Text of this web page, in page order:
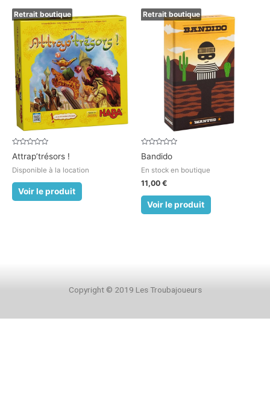
Retrait boutique
Note
0
5
Attrap’trésors !
Disponible à la location
Voir le produit
Retrait boutique
Note
0
5
Bandido
En stock en boutique
11,00 €
Voir le produit
Copyright © 2019 Les Troubajoueurs